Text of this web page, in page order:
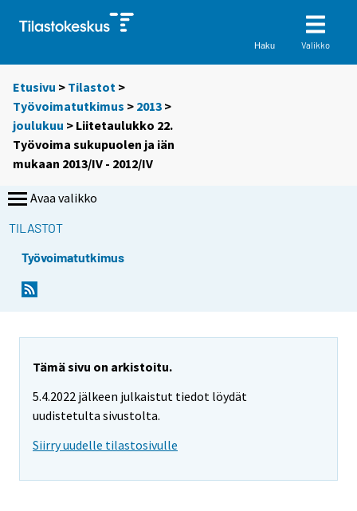
Haku Valikko
Etusivu > Tilastot >
Työvoimatutkimus > 2013 >
joulukuu > Liitetaulukko 22.
Työvoima sukupuolen ja iän
mukaan 2013/IV - 2012/IV
Avaa valikko
TILASTOT
Työvoimatutkimus
Tämä sivu on arkistoitu.
5.4.2022 jälkeen julkaistut tiedot löydät
uudistetulta sivustolta.
Siirry uudelle tilastosivulle